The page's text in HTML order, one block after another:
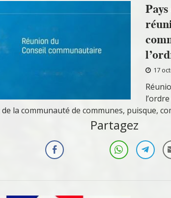
17
la communauté de communes, puisque,
Partagez